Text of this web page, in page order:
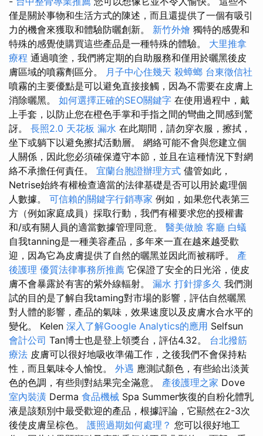
僅是關於事物和生活方式的陳述，而且還提供了一個有吸引
力的機會來獲取和體驗防曬創新。 新竹外燴 獨特的感覺和
特殊的感覺使購買這些產品是一種特殊的體驗。 大里推拿
療程 通過噴塗，我們將定期的自助服務和僅用於曬黑後皮
膚區域的噴霧劑區分。 月子中心住幾天 殺蟑螂 台東徵信社
噴霧的主要優點是可以避免直接接觸，因為不需要在皮膚上
消除曬黑。 如何選擇正確的SEO關鍵字 在使用過程中，戴
上手套，以防止您在橙色手掌和手指之間的彎曲之間感到驚
訝。 長照2.0 天花板 漏水 在此期間，請勿穿衣服，擦拭，
坐下或躺下以避免擦拭活動層。 網絡可能不會與您建立個
人關係，因此您必須確保遵守本節，並且在這種情況下對網
絡不承擔任何責任。 宜蘭台胞證辦理方式 儘管如此，
Netrise始終有權檢查適當的法律基礎是否可以用於處理個
人數據。 可信賴的關鍵字行銷專家 例如，如果您代表第三
方（例如家庭成員）採取行動，我們有權要求您的授權書
和/或有關人員的適當數據管理同意。 醫美做臉 客廳 白蟻
自我tanning是一種美容產品，多年來一直在越來越受歡
迎，因為它為皮膚提供了自然的曬黑並因此而被稱呼。 產
後護理 優質法律事務所推薦 它保證了安全的日光浴，使皮
膚不會暴露於有害的紫外線輻射。 漏水 打針撐多久 我們測
試的目的是了解自我taming對市場的影響，評估自然曬黑
對人體的影響，產品的氣味，效果速度以及皮膚水合水平的
變化。 Kelen 深入了解Google Analytics的應用 Selfsun
會計公司 Tan博士也是登上領獎台，評估4.32。 台北撥筋
療法 皮膚可以很好地吸收準備工作，之後我們不會保持粘
性，而且氣味令人愉悅。 外遇 應測試顏色，有些給出淡黃
色的色調，有些則對結果完全滿意。 產後護理之家 Dove
室內裝潢 Derma 食品機械 Spa Summer恢復的自粉化體乳
液是該類別中最受歡迎的產品，根據評論，它顯然在2-3次
後使皮膚呈棕色。 護照過期如何處理？ 您可以很好地工